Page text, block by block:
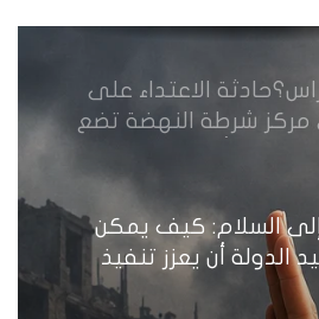
الاعتداء على
شرطة النهضة تضع
السلام: كيف يمكن
الدولة أن يعزز تنفيذ